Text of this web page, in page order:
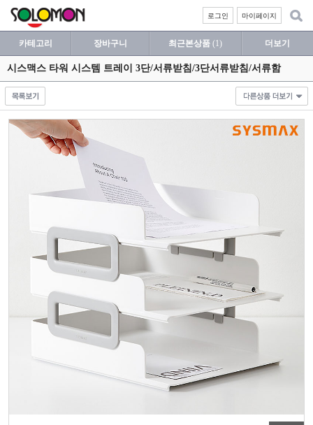
마이페이지
로그인
카테고리 장바구니 최근본상품 (1) 더보기
시스맥스 타워 시스템 트레이 3단/서류받침/3단서류받침/서류함